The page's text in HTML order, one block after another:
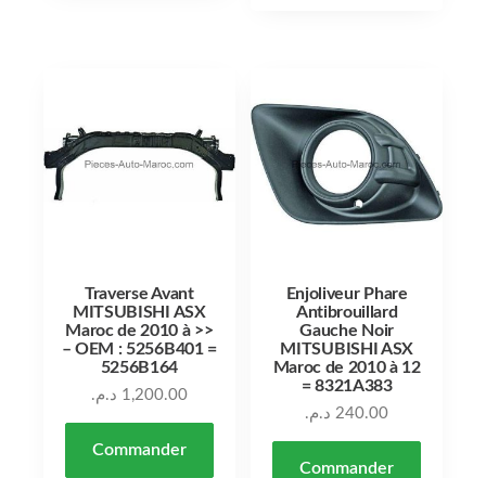
Traverse Avant
MITSUBISHI ASX
Maroc de 2010 à >>
– OEM : 5256B401 =
5256B164
1,200.00 د.م.
Commander
Enjoliveur Phare
Antibrouillard
Gauche Noir
MITSUBISHI ASX
Maroc de 2010 à 12
= 8321A383
240.00 د.م.
Commander